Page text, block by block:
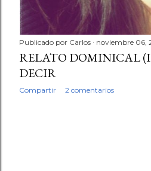
Publicado por Carlos noviembre 06,
RELATO DOMINICAL
DECIR
Compartir 2 comentarios